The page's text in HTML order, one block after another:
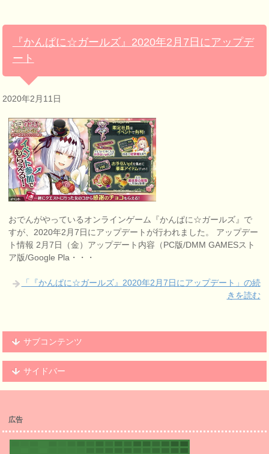
『かんぱに☆ガールズ』2020年2月7日にアップデ
ート
2020年2月11日
おでんがやっているオンラインゲーム『かんぱに☆ガールズ』で
すが、2020年2月7日にアップデートが行われました。 アップデー
ト情報 2月7日（金）アップデート内容（PC版/DMM GAMESスト
ア版/Google Pla・・・
「『かんぱに☆ガールズ』2020年2月7日にアップデート」の続
きを読む
サブコンテンツ
サイドバー
広告